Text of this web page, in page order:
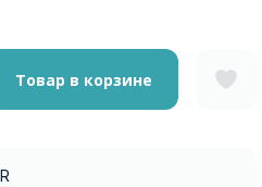
Товар в корзине